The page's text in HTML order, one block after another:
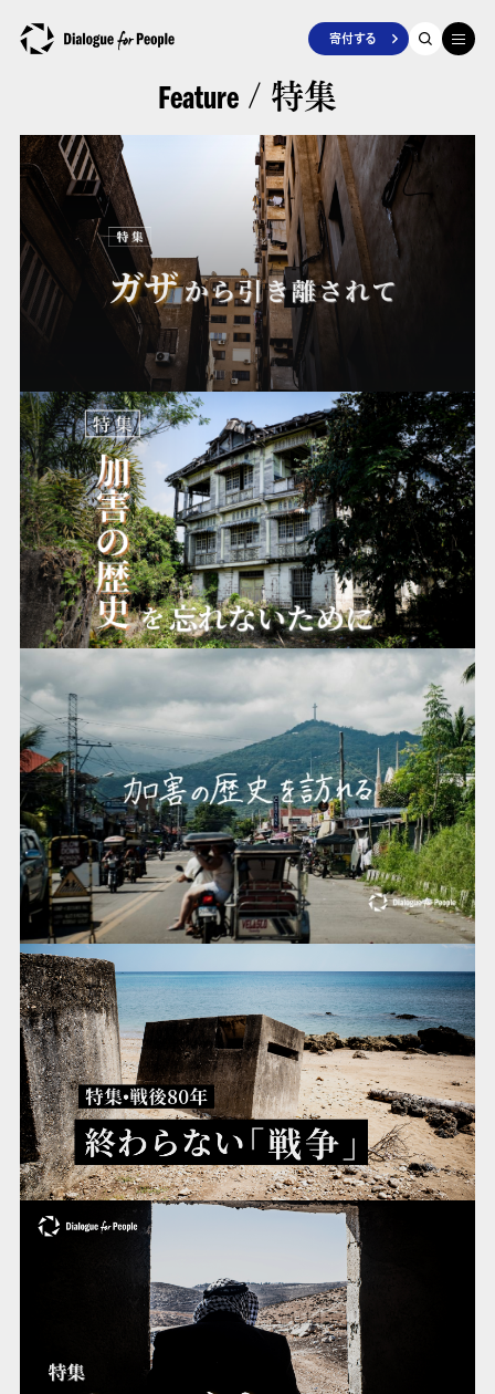
寄付する
Feature / 特集